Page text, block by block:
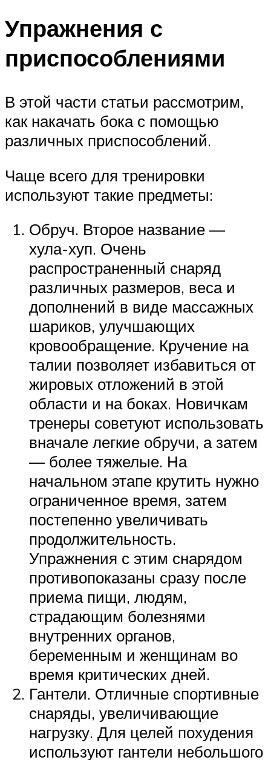
Упражнения с
приспособлениями
В этой части статьи рассмотрим,
как накачать бока с помощью
различных приспособлений.
Чаще всего для тренировки
используют такие предметы:
Обруч. Второе название —
хула-хуп. Очень
распространенный снаряд
различных размеров, веса и
дополнений в виде массажных
шариков, улучшающих
кровообращение. Кручение на
талии позволяет избавиться от
жировых отложений в этой
области и на боках. Новичкам
тренеры советуют использовать
вначале легкие обручи, а затем
— более тяжелые. На
начальном этапе крутить нужно
ограниченное время, затем
постепенно увеличивать
продолжительность.
Упражнения с этим снарядом
противопоказаны сразу после
приема пищи, людям,
страдающим болезнями
внутренних органов,
беременным и женщинам во
время критических дней.
Гантели. Отличные спортивные
снаряды, увеличивающие
нагрузку. Для целей похудения
используют гантели небольшого